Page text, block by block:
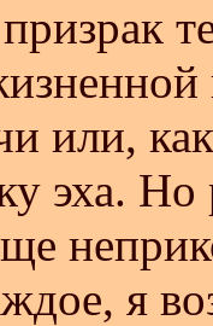
или,
эха.
я